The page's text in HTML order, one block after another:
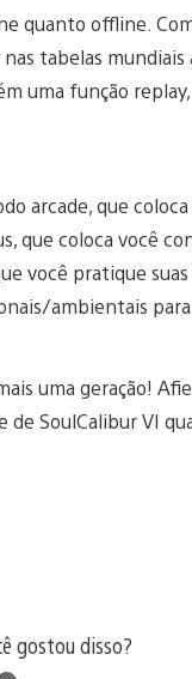
quanto offline.
tabelas
uma função
arcade, que
que coloca você
você pratique
ambientais
uma geração!
SoulCalibur VI
gostou disso?